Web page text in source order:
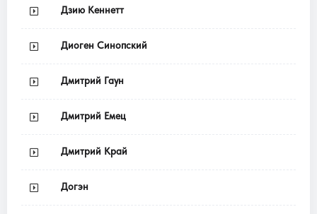
Дзию Кеннетт
Диоген Синопский
Дмитрий Гаун
Дмитрий Емец
Дмитрий Край
Догэн